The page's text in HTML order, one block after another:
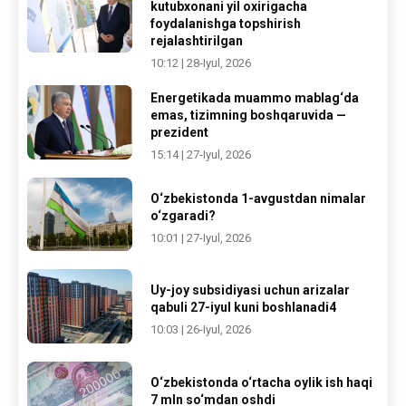
kutubxonani yil oxirigacha
foydalanishga topshirish
rejalashtirilgan
10:12 | 28-Iyul, 2026
Energetikada muammo mablag‘da
emas, tizimning boshqaruvida —
prezident
15:14 | 27-Iyul, 2026
O‘zbekistonda 1-avgustdan nimalar
o‘zgaradi?
10:01 | 27-Iyul, 2026
Uy-joy subsidiyasi uchun arizalar
qabuli 27-iyul kuni boshlanadi4
10:03 | 26-Iyul, 2026
O‘zbekistonda o‘rtacha oylik ish haqi
7 mln so‘mdan oshdi